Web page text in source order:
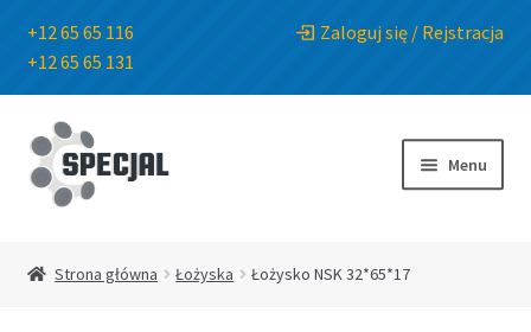
+12 65 65 116
+12 65 65 131
Zaloguj się / Rejstracja
Przejdź
do
nawigacji
Przejdź
do
treści
Menu
Strona główna Łożyska Łożysko NSK 32*65*17